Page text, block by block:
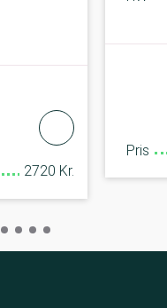
2720 Kr.
Pris